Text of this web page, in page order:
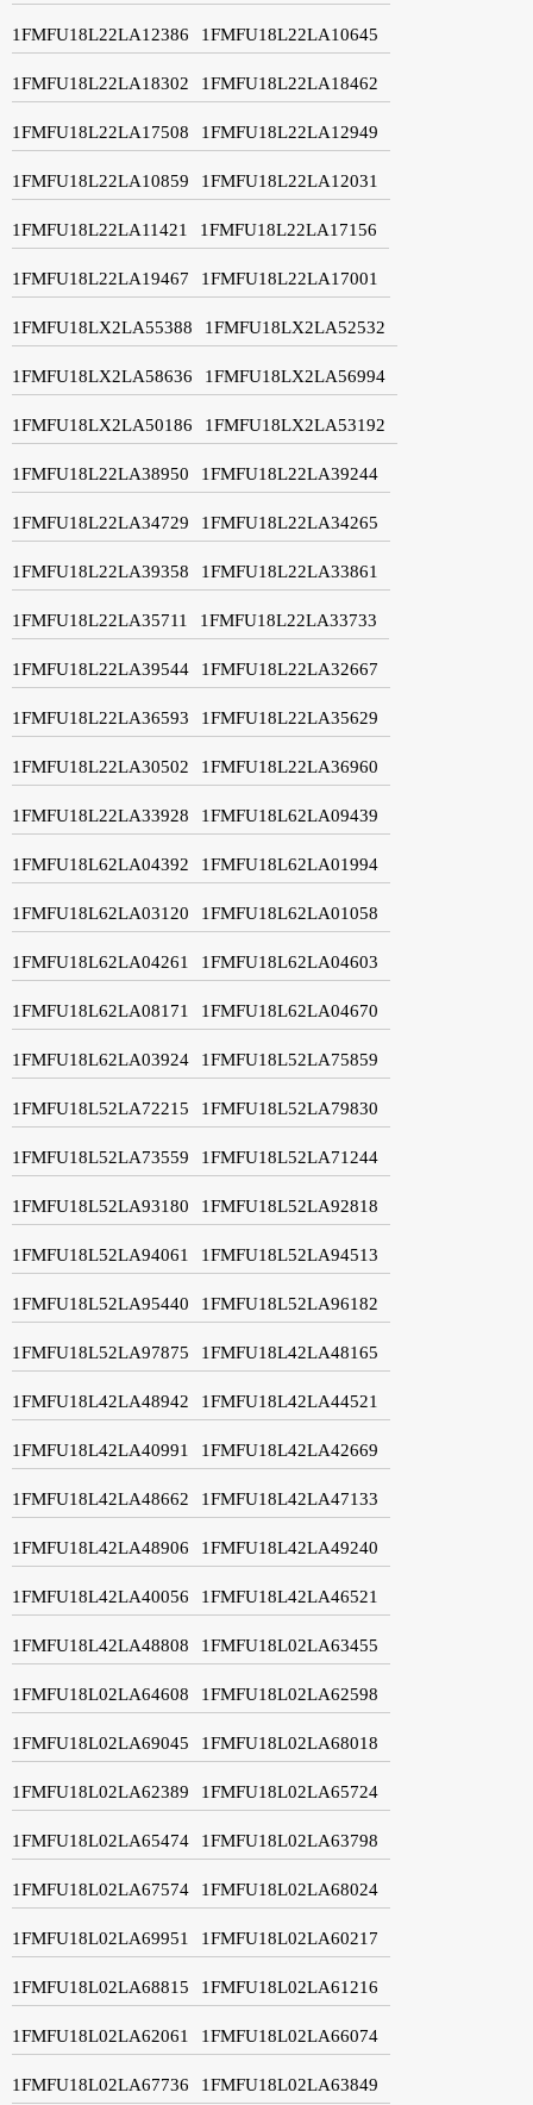
1FMFU18L22LA12386 1FMFU18L22LA10645
1FMFU18L22LA18302 1FMFU18L22LA18462
1FMFU18L22LA17508 1FMFU18L22LA12949
1FMFU18L22LA10859 1FMFU18L22LA12031
1FMFU18L22LA11421 1FMFU18L22LA17156
1FMFU18L22LA19467 1FMFU18L22LA17001
1FMFU18LX2LA55388 1FMFU18LX2LA52532
1FMFU18LX2LA58636 1FMFU18LX2LA56994
1FMFU18LX2LA50186 1FMFU18LX2LA53192
1FMFU18L22LA38950 1FMFU18L22LA39244
1FMFU18L22LA34729 1FMFU18L22LA34265
1FMFU18L22LA39358 1FMFU18L22LA33861
1FMFU18L22LA35711 1FMFU18L22LA33733
1FMFU18L22LA39544 1FMFU18L22LA32667
1FMFU18L22LA36593 1FMFU18L22LA35629
1FMFU18L22LA30502 1FMFU18L22LA36960
1FMFU18L22LA33928 1FMFU18L62LA09439
1FMFU18L62LA04392 1FMFU18L62LA01994
1FMFU18L62LA03120 1FMFU18L62LA01058
1FMFU18L62LA04261 1FMFU18L62LA04603
1FMFU18L62LA08171 1FMFU18L62LA04670
1FMFU18L62LA03924 1FMFU18L52LA75859
1FMFU18L52LA72215 1FMFU18L52LA79830
1FMFU18L52LA73559 1FMFU18L52LA71244
1FMFU18L52LA93180 1FMFU18L52LA92818
1FMFU18L52LA94061 1FMFU18L52LA94513
1FMFU18L52LA95440 1FMFU18L52LA96182
1FMFU18L52LA97875 1FMFU18L42LA48165
1FMFU18L42LA48942 1FMFU18L42LA44521
1FMFU18L42LA40991 1FMFU18L42LA42669
1FMFU18L42LA48662 1FMFU18L42LA47133
1FMFU18L42LA48906 1FMFU18L42LA49240
1FMFU18L42LA40056 1FMFU18L42LA46521
1FMFU18L42LA48808 1FMFU18L02LA63455
1FMFU18L02LA64608 1FMFU18L02LA62598
1FMFU18L02LA69045 1FMFU18L02LA68018
1FMFU18L02LA62389 1FMFU18L02LA65724
1FMFU18L02LA65474 1FMFU18L02LA63798
1FMFU18L02LA67574 1FMFU18L02LA68024
1FMFU18L02LA69951 1FMFU18L02LA60217
1FMFU18L02LA68815 1FMFU18L02LA61216
1FMFU18L02LA62061 1FMFU18L02LA66074
1FMFU18L02LA67736 1FMFU18L02LA63849